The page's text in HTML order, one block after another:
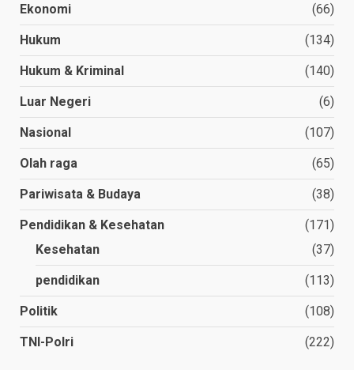
Ekonomi (66)
Hukum (134)
Hukum & Kriminal (140)
Luar Negeri (6)
Nasional (107)
Olah raga (65)
Pariwisata & Budaya (38)
Pendidikan & Kesehatan
(171)
Kesehatan
(37)
pendidikan (113)
Politik (108)
TNI-Polri (222)